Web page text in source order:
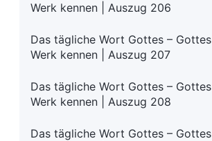
Werk kennen | Auszug 206
Das tägliche Wort Gottes – Gottes
Werk kennen | Auszug 207
Das tägliche Wort Gottes – Gottes
Werk kennen | Auszug 208
Das tägliche Wort Gottes – Gottes